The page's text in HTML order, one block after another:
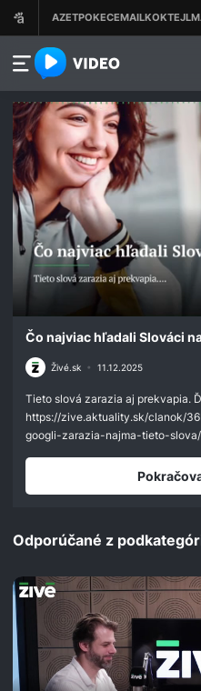
seconds
minutes,
seconds
Čo najviac hľadali Slováci
Živé.sk • 11.12.2025
Tieto slová zarazia aj prekvapia.
https://zive.aktuality.sk/clanok/
googli-zarazia-najma-tieto-slova/
Odporúčané z